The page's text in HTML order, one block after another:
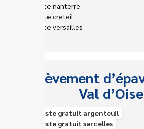
Epaviste nanterre
Epaviste creteil
Epaviste versailles
Enlèvement
Val
Épaviste gratuit argenteuil
Épaviste gratuit sarcelles